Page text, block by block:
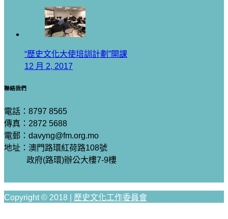
“歷史文化大使培訓計劃”開課
12 月 2, 2017
聯絡我們
電話：8797 8565
傳真：2872 5688
電郵：davyng@fm.org.mo
地址：澳門路環紅荷路108號
政府(路環)辦公大樓7-9樓
Copyright © 2018 | 歷史文化工作委員會